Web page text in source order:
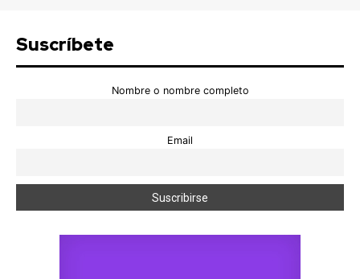
Suscríbete
Nombre o nombre completo
Email